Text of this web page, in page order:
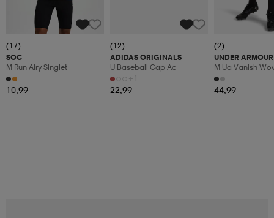
(17)
SOC
M Run Airy Singlet
10,99
(12)
ADIDAS ORIGINALS
U Baseball Cap Ac
+1
22,99
(2)
UNDER ARMOUR
M Ua Vanish
Sts
44,99